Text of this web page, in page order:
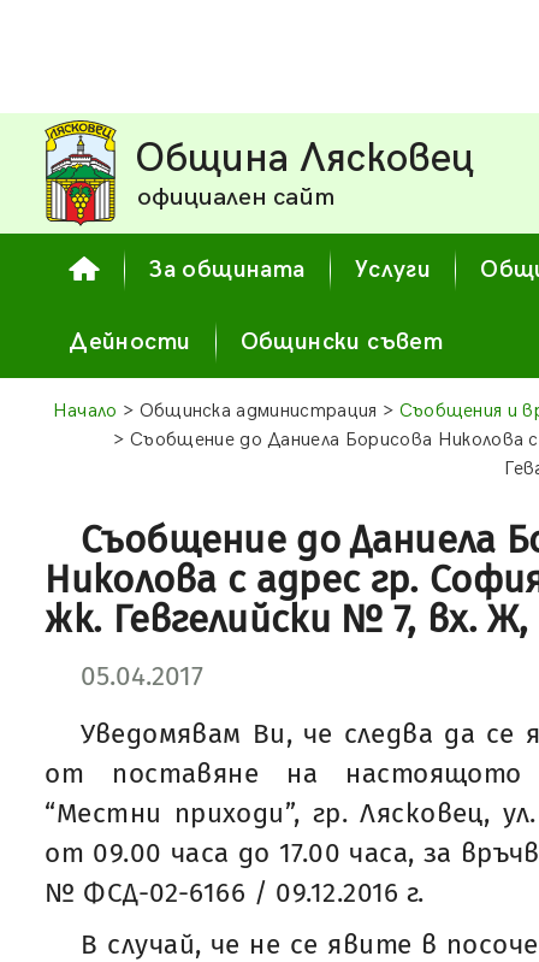
Община Лясковец
официален сайт
За общината Услуги
Дейности Общински съвет
Начало > Общинска администрация > Съобщения и
> Съобщение до Даниела Борисова Николова
Съобщение до Даниела
Николова с адрес гр.
жк. Гевгелийски № 7, вх. Ж,
05.04.2017
Уведомявам Ви, че следва да се
от поставяне на
“Местни приходи”, гр. Лясковец,
от 09.00 часа до 17.00 часа, за
№ ФСД-02-6166 / 09.12.2016 г.
В случай, че не се явите в